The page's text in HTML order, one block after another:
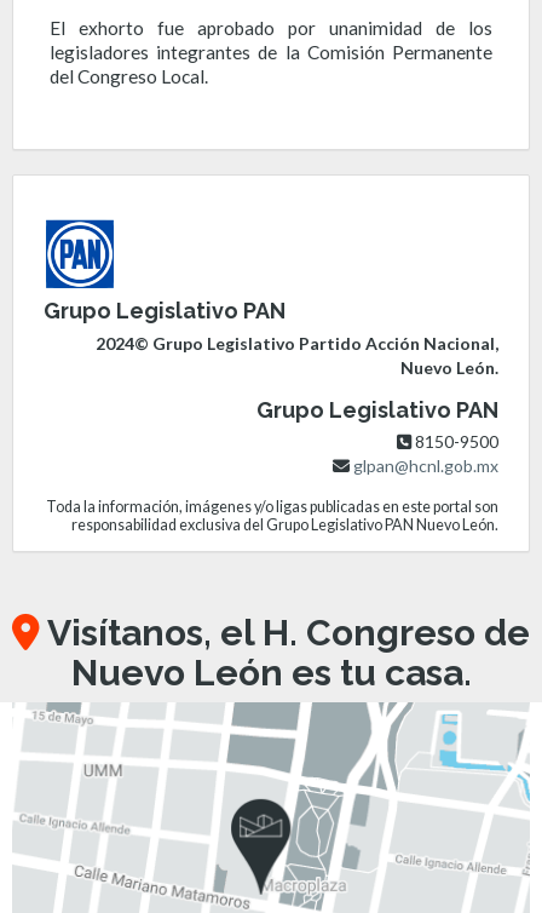
El exhorto fue aprobado por unanimidad de los
legisladores integrantes de la Comisión Permanente
del Congreso Local.
Grupo Legislativo PAN
2024© Grupo Legislativo Partido Acción Nacional,
Nuevo León.
Grupo Legislativo PAN
8150-9500
glpan@hcnl.gob.mx
Toda la información, imágenes y/o ligas publicadas en este portal son
responsabilidad exclusiva del Grupo Legislativo PAN Nuevo León.
Visítanos, el H. Congreso de
Nuevo León es tu casa.